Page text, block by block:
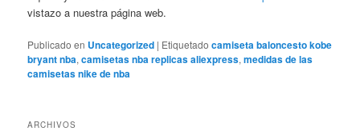
vistazo a nuestra página web.
Publicado en Uncategorized | Etiquetado camiseta baloncesto kobe
bryant nba,camisetas nba replicas aliexpress,medidas de las
camisetas nike de nba
ARCHIVOS